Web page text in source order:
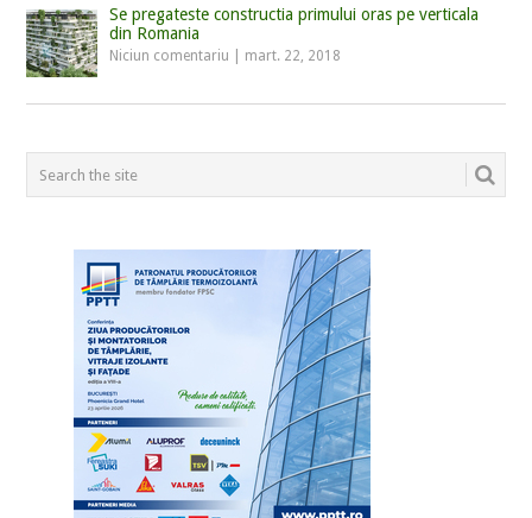
Se pregateste constructia primului oras pe verticala
din Romania
Niciun comentariu mart. 22, 2018